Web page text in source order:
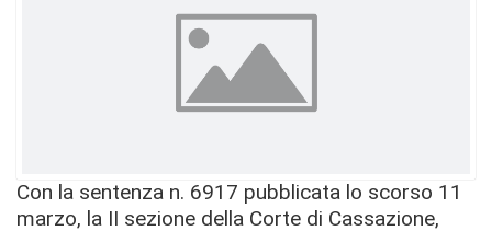
Con la sentenza n. 6917 pubblicata lo scorso 11
marzo, la II sezione della Corte di Cassazione,